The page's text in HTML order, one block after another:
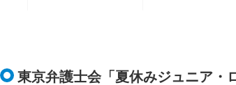
東京弁護士会「夏休みジュニア・